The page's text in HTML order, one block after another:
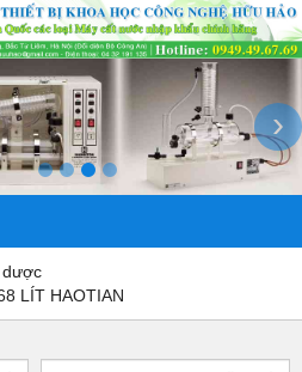
›
dược
LÍT HAOTIAN